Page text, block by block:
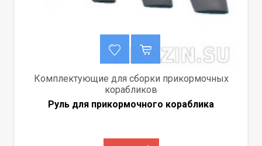
Комплектующие для сборки прикормочных
корабликов
Руль для прикормочного кораблика